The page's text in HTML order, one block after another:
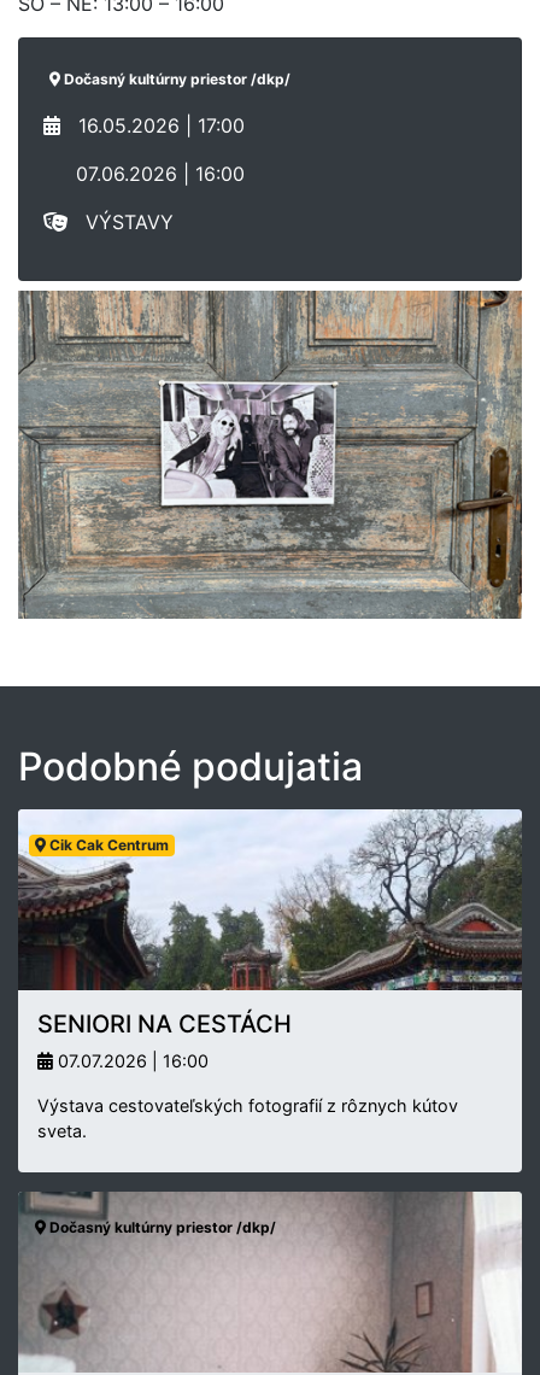
Dočasný kultúrny priestor /dkp/
16.05.2026 | 17:00
07.06.2026 | 16:00
VÝSTAVY
Podobné podujatia
Cik Cak Centrum
SENIORI NA CESTÁCH
07.07.2026 | 16:00
Výstava cestovateľských fotografií z rôznych kútov
sveta.
Dočasný kultúrny priestor /dkp/